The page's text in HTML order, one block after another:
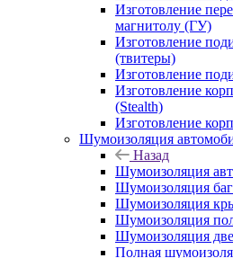
Изготовление
магнитолу (ГУ)
Изготовление
(твитеры)
Изготовление
Изготовление
(Stealth)
Изготовление
Шумоизоляция
Назад
Шумоизоляция
Шумоизоляция
Шумоизоляция
Шумоизоляция
Шумоизоляция
Полная